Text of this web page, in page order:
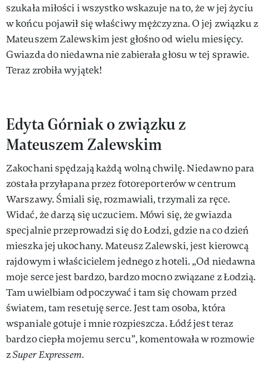
szukała miłości i wszystko wskazuje na to, że w jej życiu
w końcu pojawił się właściwy mężczyzna. O jej związku z
Mateuszem Zalewskim jest głośno od wielu miesięcy.
Gwiazda do niedawna nie zabierała głosu w tej sprawie.
Teraz zrobiła wyjątek!
Edyta Górniak o związku z
Mateuszem Zalewskim
Zakochani spędzają każdą wolną chwilę. Niedawno para
została przyłapana przez fotoreporterów w centrum
Warszawy. Śmiali się, rozmawiali, trzymali za ręce.
Widać, że darzą się uczuciem. Mówi się, że gwiazda
specjalnie przeprowadzi się do Łodzi, gdzie na co dzień
mieszka jej ukochany. Mateusz Zalewski, jest kierowcą
rajdowym i właścicielem jednego z hoteli. „Od niedawna
moje serce jest bardzo, bardzo mocno związane z Łodzią.
Tam uwielbiam odpoczywać i tam się chowam przed
światem, tam resetuję serce. Jest tam osoba, która
wspaniale gotuje i mnie rozpieszcza. Łódź jest teraz
bardzo ciepła mojemu sercu”, komentowała w rozmowie
zSuper Expressem.